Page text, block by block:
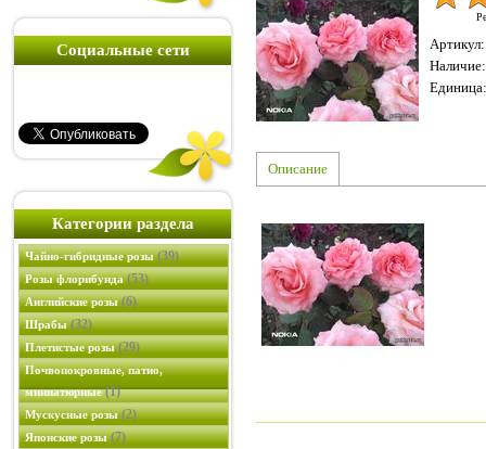
Социальные сети
Категории раздела
Чайно-гибридные розы(39)
Розы флорибунда(53)
Английские розы(6)
Шрабы(32)
Плетистые розы(29)
Почвопокровные, патио,
миниатюрные(1)
Мускусные розы(2)
Японские розы(7)
Артикул:
Наличие:
Единица:
Описание